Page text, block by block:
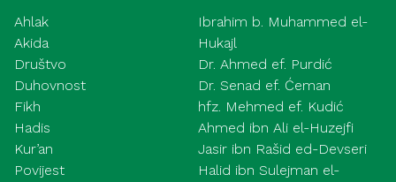
Ahlak
Akida
Društvo
Duhovnost
Fikh
Hadis
Kur’an
Povijest
Ibrahim b. Muhammed el-
Hukajl
Dr. Ahmed ef. Purdić
Dr. Senad ef. Ćeman
hfz. Mehmed ef. Kudić
Ahmed ibn Ali el-Huzejfi
Jasir ibn Rašid ed-Devseri
Halid ibn Sulejman el-